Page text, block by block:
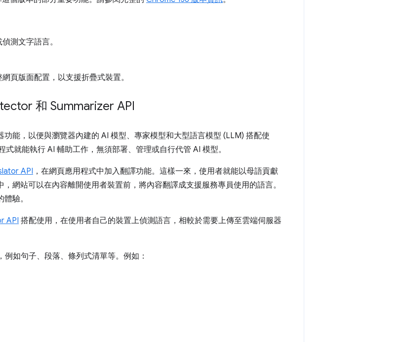
測文字語言。
網頁版面配置，以支援折疊式裝置。
和 Summarizer API
能，以便與瀏覽器內建的 AI 模型、專家模型和大型語言模型 (LLM) 搭配使
就能執行 AI 輔助工作，無須部署、管理或自行代管 AI 模型。
API ，在網頁應用程式中加入翻譯功能。這樣一來，使用者就能以母語貢獻
網站可以在內容離開使用者裝置前，將內容翻譯成支援服務專員使用的語言。
驗。
API 搭配使用，在使用者自己的裝置上偵測語言，相較於需要上傳至雲端伺服器
如句子、段落、條列式清單等。例如：